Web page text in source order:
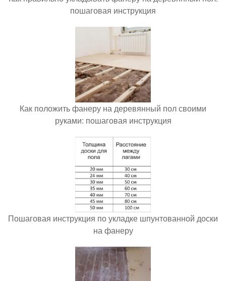
пошаговая инструкция
Как положить фанеру на деревянный пол своими
руками: пошаговая инструкция
Пошаговая инструкция по укладке шпунтованной доски
на фанеру